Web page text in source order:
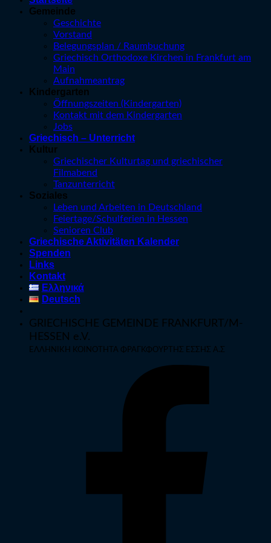
Gemeinde
Geschichte
Vorstand
Belegungsplan / Raumbuchung
Griechisch Orthodoxe Kirchen in Frankfurt am
Main
Aufnahmeantrag
Kindergarten
Öffnungszeiten (Kindergarten)
Kontakt mit dem Kindergarten
Jobs
Griechisch – Unterricht
Kultur
Griechischer Kulturtag und griechischer
Filmabend
Tanzunterricht
Soziales
Leben und Arbeiten in Deutschland
Feiertage/Schulferien in Hessen
Senioren Club
Griechische Aktivitäten Kalender
Spenden
Links
Kontakt
Ελληνικά
Deutsch
GRIECHISCHE GEMEINDE FRANKFURT/M-
HESSEN e.V.
ΕΛΛΗΝΙΚΗ ΚΟΙΝΟΤΗΤΑ ΦΡΑΓΚΦΟΥΡΤΗΣ ΕΣΣΗΣ Α.Σ